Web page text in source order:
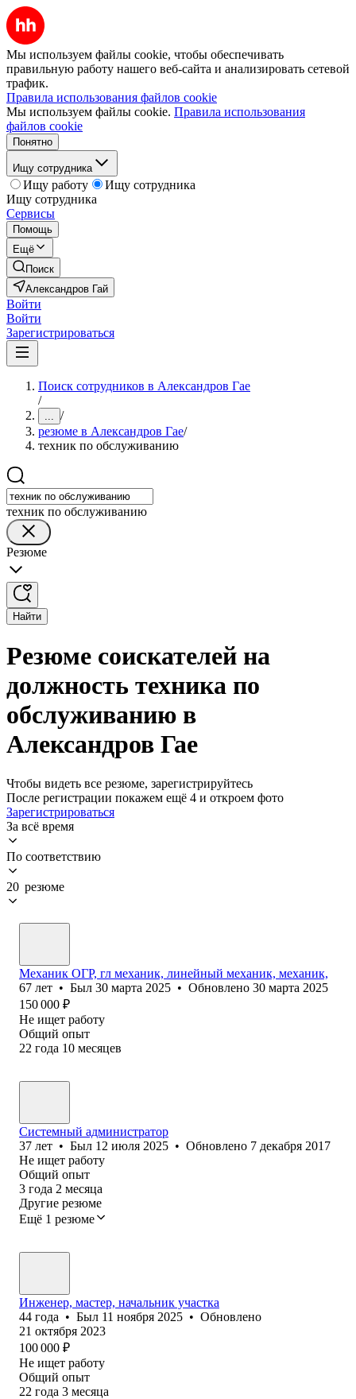
Мы используем файлы cookie, чтобы обеспечивать
правильную работу нашего веб-сайта и анализировать сетевой
трафик.
Правила использования файлов cookie
Мы используем файлы cookie. Правила использования
файлов cookie
Понятно
Ищу сотрудника
Ищу работу
Ищу сотрудника
Ищу сотрудника
Сервисы
Помощь
Ещё
Поиск
Александров Гай
Войти
Войти
Зарегистрироваться
Поиск сотрудников в Александров Гае
/
... /
резюме в Александров Гае/
техник по обслуживанию
техник по обслуживанию
Резюме
Найти
Резюме соискателей на
должность техника по
обслуживанию в
Александров Гае
Чтобы видеть все резюме, зарегистрируйтесь
После регистрации покажем ещё 4 и откроем фото
Зарегистрироваться
За всё время
По соответствию
20 резюме
Механик ОГР, гл механик, линейный механик, механик,
67 лет • Был 30 марта 2025 • Обновлено 30 марта 2025
150 000 ₽
Не ищет работу
Общий опыт
22 года 10 месяцев
Системный администратор
37 лет • Был 12 июля 2025 • Обновлено 7 декабря 2017
Не ищет работу
Общий опыт
3 года 2 месяца
Другие резюме
Ещё 1 резюме
Инженер, мастер, начальник участка
44 года • Был 11 ноября 2025 • Обновлено
21 октября 2023
100 000 ₽
Не ищет работу
Общий опыт
22 года 3 месяца